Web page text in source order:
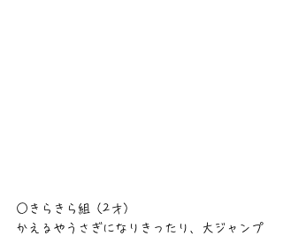
○きらきら組（2才）
かえるやうさぎになりきったり、大ジャンプ